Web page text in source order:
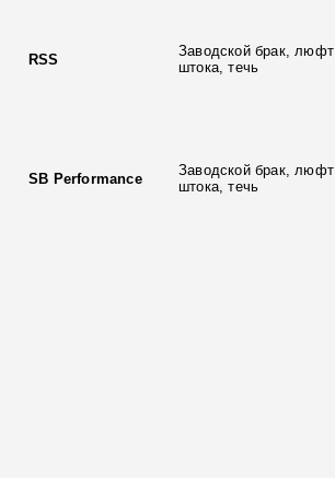
RSS
Заводской брак, люфт
штока, течь
SB Performance
Заводской брак, люфт
штока, течь